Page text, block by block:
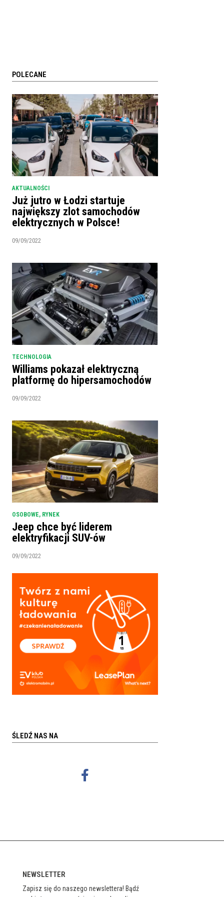
POLECANE
AKTUALNOŚCI
Już jutro w Łodzi startuje
największy zlot samochodów
elektrycznych w Polsce!
09/09/2022
TECHNOLOGIA
Williams pokazał elektryczną
platformę do hipersamochodów
09/09/2022
OSOBOWE, RYNEK
Jeep chce być liderem
elektryfikacji SUV-ów
09/09/2022
ŚLEDŹ NAS NA
NEWSLETTER
Zapisz się do naszego newslettera! Bądź